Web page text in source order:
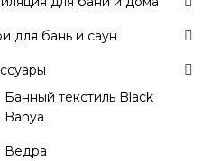
для бань и саун
Банный текстиль Black
Banya
Ведра